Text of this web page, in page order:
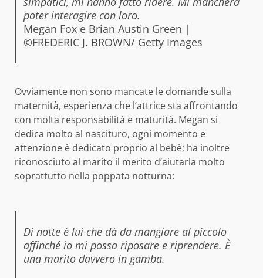
poter interagire con loro.
Megan Fox e Brian Austin Green |
©FREDERIC J. BROWN/ Getty Images
Ovviamente non sono mancate le domande sulla
maternità, esperienza che l’attrice sta affrontando
con molta responsabilità e maturità. Megan si
dedica molto al nascituro, ogni momento e
attenzione è dedicato proprio al bebè; ha inoltre
riconosciuto al marito il merito d’aiutarla molto
soprattutto nella poppata notturna:
Di notte è lui che dà da mangiare al piccolo
affinché io mi possa riposare e riprendere. È
una marito davvero in gamba.